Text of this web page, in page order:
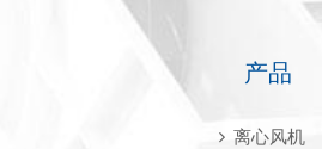
产品
离心风机